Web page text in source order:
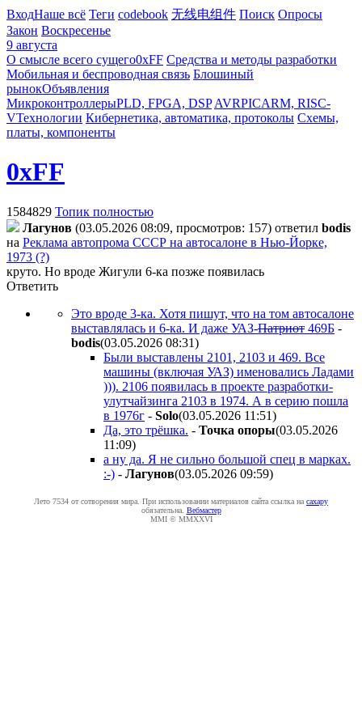
ВходНаше всё Теги codebook 无线电组件 Поиск Опросы
Закон Воскресенье
9 августа
О смысле всего сущего0xFF Средства и методы разработки
Мобильная и беспроводная связь Блошиный
рынокОбъявления
МикроконтроллерыPLD, FPGA, DSP AVRPICARM, RISC-
VТехнологии Кибернетика, автоматика, протоколы Схемы,
платы, компоненты
0xFF
1584829 Топик полностью
Лaгyнoв (03.05.2026 08:09, просмотров: 157) ответил bodis
на Реклама автопрома СССР на автосалоне в Нью-Йорке,
1973 (?)
круто. Но вроде Жигули 6-ка позже появилась
Ответить
Это вроде 3-ка. Хотя пишут, что на том автосалоне
выставлялась и 6-ка. И даже УАЗ-Патриот 469Б -
bodis(03.05.2026 08:31)
Были выставлены 2101, 2103 и 469. Все
машины (включая УАЗ) именовались Ладами
))). 2106 появилась в проекте разработки-
улутчайзинга 2103 в 1974. А в серию пошла
в 1976г - Solo(03.05.2026 11:51)
Да, это трёшка. - Toчкa oпopы(03.05.2026
11:09)
а ну да. Я не сильно большой спец в марках.
:-) - Лaгyнoв(03.05.2026 09:59)
Лето 7534 от сотворения мира. При использовании материалов сайта ссылка на caxapу
обязательна. Вебмастер
MMI © MMXXVI